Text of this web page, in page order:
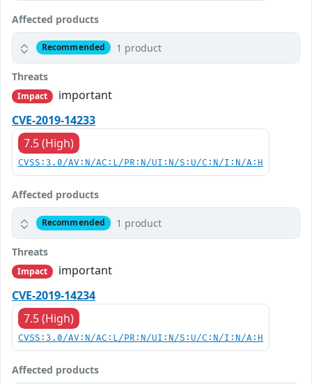
Affected products
Recommended 1 product
Threats
Impact
important
CVE-2019-14233
7.5 (High)
CVSS:3.0/AV:N/AC:L/PR:N/UI:N/S:U/C:N/I:N/A:H
Affected products
Recommended 1 product
Threats
Impact
important
CVE-2019-14234
7.5 (High)
CVSS:3.0/AV:N/AC:L/PR:N/UI:N/S:U/C:N/I:N/A:H
Affected products